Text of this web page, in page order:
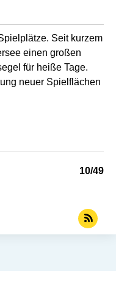
Seit kurzem
einen großen
für heiße Tage.
neuer Spielflächen
jetzt einen
10/49